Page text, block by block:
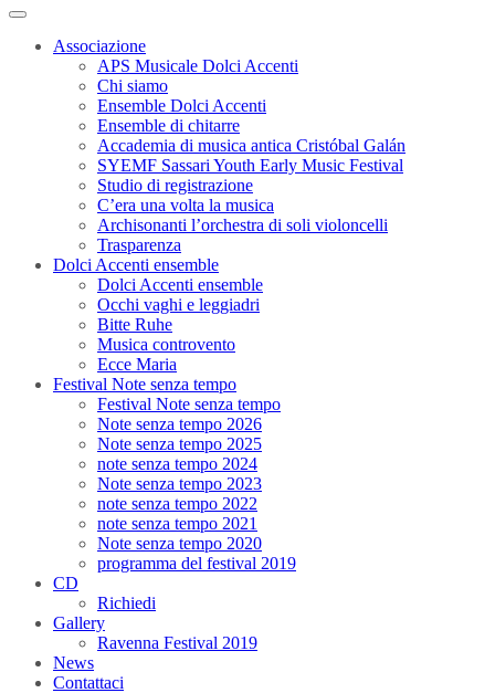
Associazione
APS Musicale Dolci Accenti
Chi siamo
Ensemble Dolci Accenti
Ensemble di chitarre
Accademia di musica antica Cristóbal Galán
SYEMF Sassari Youth Early Music Festival
Studio di registrazione
C’era una volta la musica
Archisonanti l’orchestra di soli violoncelli
Trasparenza
Dolci Accenti ensemble
Dolci Accenti ensemble
Occhi vaghi e leggiadri
Bitte Ruhe
Musica controvento
Ecce Maria
Festival Note senza tempo
Festival Note senza tempo
Note senza tempo 2026
Note senza tempo 2025
note senza tempo 2024
Note senza tempo 2023
note senza tempo 2022
note senza tempo 2021
Note senza tempo 2020
programma del festival 2019
CD
Richiedi
Gallery
Ravenna Festival 2019
News
Contattaci